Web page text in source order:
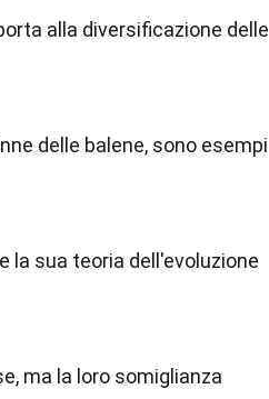
alla diversificazione delle
delle balene, sono esempi
la sua teoria dell'evoluzione
ma la loro somiglianza